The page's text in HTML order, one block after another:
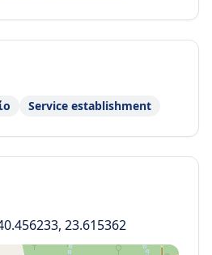
Service establishment
, 23.615362